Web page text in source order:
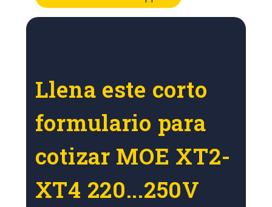
Llena este corto
formulario para
cotizar MOE XT2-
XT4 220...250V